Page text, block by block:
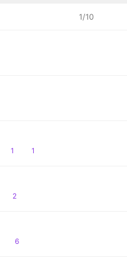
1/10
공1
댓1
댓
2
댓
6